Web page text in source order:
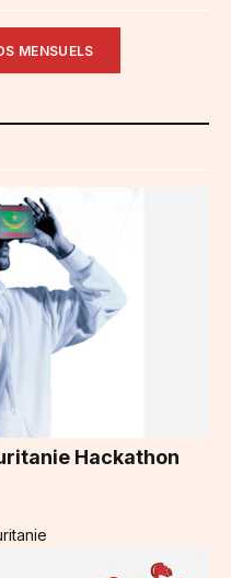
MENSUELS
Hackathon